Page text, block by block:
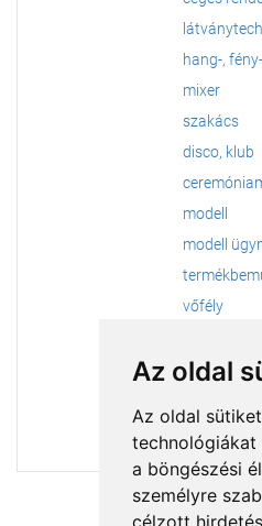
Az oldal
Az oldal
technológiákat
a böngészési
személyre
célzott
hang-,
mixer
szakács
disco, klub
modell
modell
vőfély